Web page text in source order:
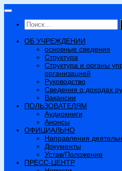
Перейти
содержимому
Найти:
ОБ УЧРЕЖДЕНИИ
основные сведения
Структура
Структура и органы
организацией
Руководство
Сведения о доходах
Вакансии
ПОЛЬЗОВАТЕЛЯМ
Аудиокниги
Анонсы
ОФИЦИАЛЬНО
Направления
Документы
Устав/Положение
ПРЕСС-ЦЕНТР